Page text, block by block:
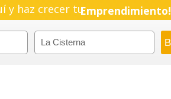
y haz crecer tuEmprendimiento!